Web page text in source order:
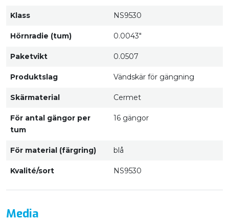
Klass NS9530
Hörnradie (tum) 0.0043"
Paketvikt 0.0507
Produktslag Vändskär för gängning
Skärmaterial Cermet
För antal gängor per
tum
16 gängor
För material (färgring) blå
Kvalité/sort NS9530
Media